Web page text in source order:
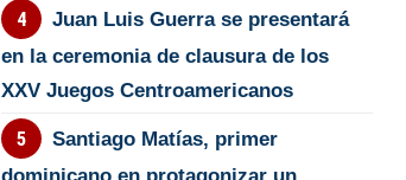
Juan Luis Guerra se presentará
en la ceremonia de clausura de los
XXV Juegos Centroamericanos
Santiago Matías, primer